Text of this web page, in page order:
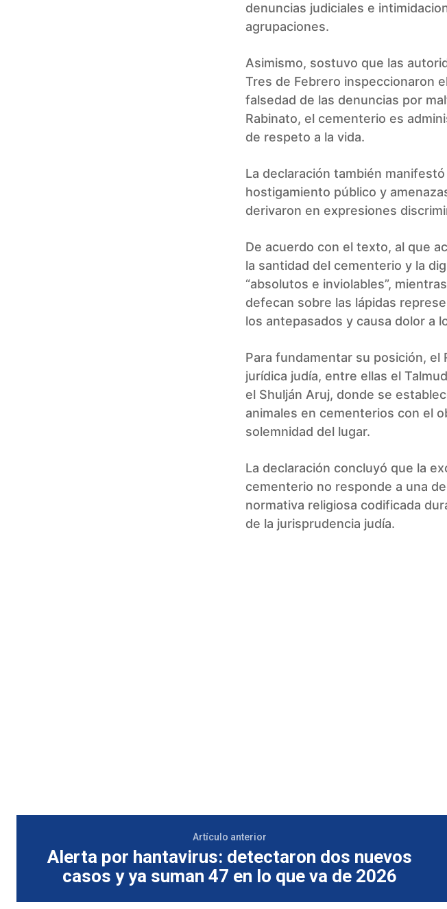
denuncias judiciales e
agrupaciones.
Asimismo, sostuvo que las
Tres de Febrero inspeccionaron
falsedad de las denuncias por
Rabinato, el cementerio es
de respeto a la vida.
La declaración también
hostigamiento público y
derivaron en expresiones
De acuerdo con el texto, al que
la santidad del cementerio y la
“absolutos e inviolables”,
defecan sobre las lápidas
los antepasados y causa dolor a
Para fundamentar su posición,
jurídica judía, entre ellas el
el Shulján Aruj, donde se
animales en cementerios con el
solemnidad del lugar.
La declaración concluyó que la
cementerio no responde a una
normativa religiosa codificada
de la jurisprudencia judía.
Artículo anterior
Alerta por hantavirus: detectaron dos nuevos
casos y ya suman 47 en lo que va de 2026